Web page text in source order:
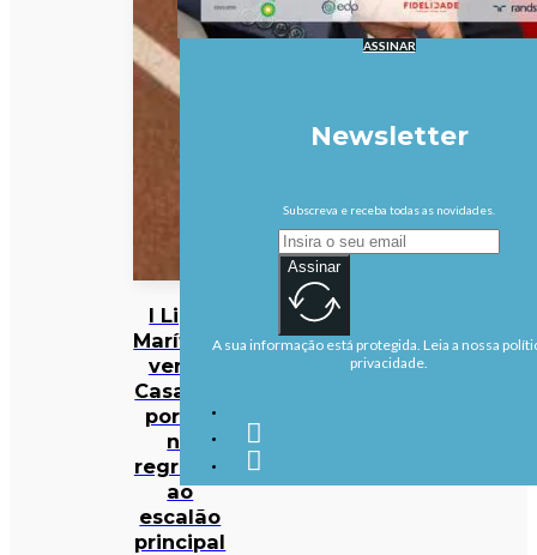
I Liga:
Marítimo
vence
Casa Pia
por 1-0
no
regresso
ao
escalão
principal
ASSINAR
Newsletter
Subscreva e receba todas as novidades.
Assinar
A sua informação está protegida. Leia a nossa
privacidade.